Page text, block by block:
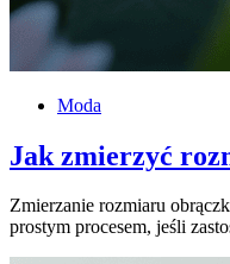
Moda
Jak zmierzyć
Zmierzanie rozmiaru
prostym procesem, jeśli